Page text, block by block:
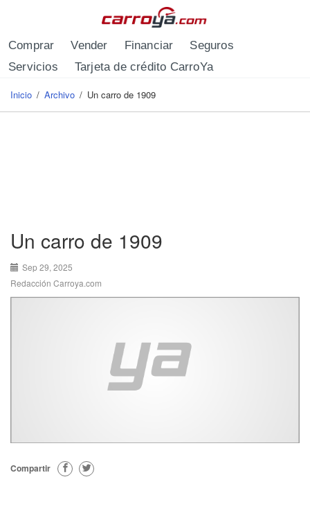
Comprar Vender Financiar
Seguros
Servicios
Tarjeta de crédito CarroYa
Se encuentra usted aquí
Inicio / Archivo / Un carro de 1909
Un carro de 1909
Sep 29, 2025
Redacción Carroya.com
Compartir